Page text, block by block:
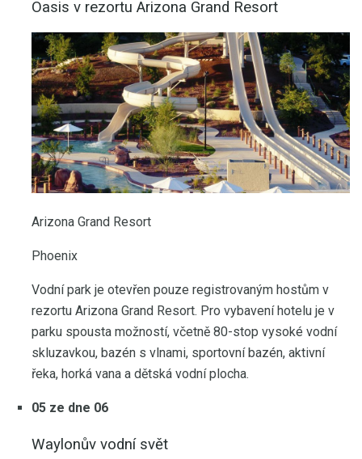
Oasis v rezortu Arizona Grand Resort
Arizona Grand Resort
Phoenix
Vodní park je otevřen pouze registrovaným hostům v
rezortu Arizona Grand Resort. Pro vybavení hotelu je v
parku spousta možností, včetně 80-stop vysoké vodní
skluzavkou, bazén s vlnami, sportovní bazén, aktivní
řeka, horká vana a dětská vodní plocha.
05 ze dne 06
Waylonův vodní svět